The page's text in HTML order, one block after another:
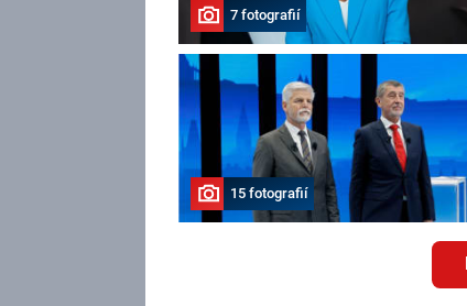
7 fotografií
15 fotografií